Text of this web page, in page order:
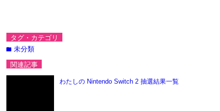
タグ・カテゴリ
folder未分類
関連記事
わたしの Nintendo Switch 2 抽選結果一覧